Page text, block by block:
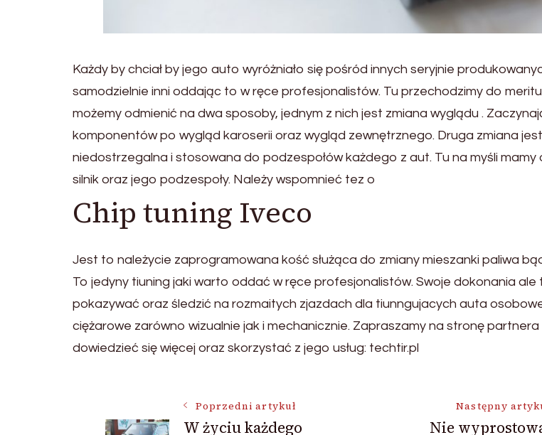
Każdy by chciał by jego auto wyróżniało się pośród innych seryjnie
samodzielnie inni oddając to w ręce profesjonalistów. Tu przechodzimy do
możemy odmienić na dwa sposoby, jednym z nich jest zmiana wyglądu .
komponentów po wygląd karoserii oraz wygląd zewnętrznego. Druga zmiana
niedostrzegalna i stosowana do podzespołów każdego z aut. Tu na myśli mamy
silnik oraz jego podzespoły. Należy wspomnieć tez o
Chip tuning Iveco
Jest to należycie zaprogramowana kość służąca do zmiany mieszanki paliwa
To jedyny tiuning jaki warto oddać w ręce profesjonalistów. Swoje dokonania ale
pokazywać oraz śledzić na rozmaitych zjazdach dla tiunngujacych auta
ciężarowe zarówno wizualnie jak i mechanicznie. Zapraszamy na stronę
dowiedzieć się więcej oraz skorzystać z jego usług: techtir.pl
NawigacjaPoprzedni artykuł
W życiu każdego
Następny
Nie